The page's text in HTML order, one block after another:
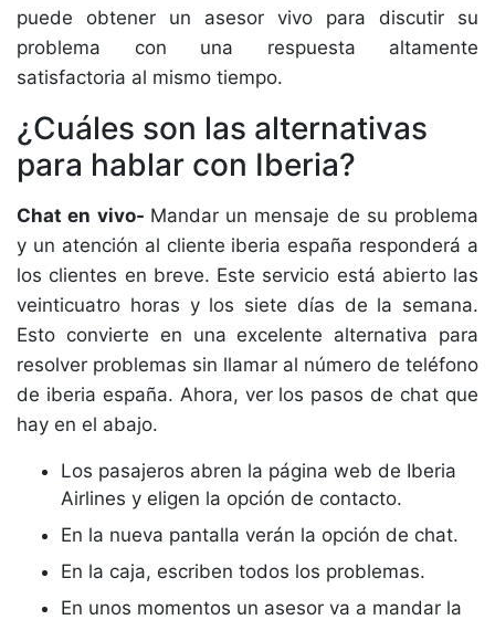
puede obtener un asesor vivo para discutir su
problema con una respuesta altamente
satisfactoria al mismo tiempo.
¿Cuáles son las alternativas
para hablar con Iberia?
Chat en vivo- Mandar un mensaje de su problema
y un atención al cliente iberia españa responderá a
los clientes en breve. Este servicio está abierto las
veinticuatro horas y los siete días de la semana.
Esto convierte en una excelente alternativa para
resolver problemas sin llamar al número de teléfono
de iberia españa. Ahora, ver los pasos de chat que
hay en el abajo.
Los pasajeros abren la página web de Iberia
Airlines y eligen la opción de contacto.
En la nueva pantalla verán la opción de chat.
En la caja, escriben todos los problemas.
En unos momentos un asesor va a mandar la